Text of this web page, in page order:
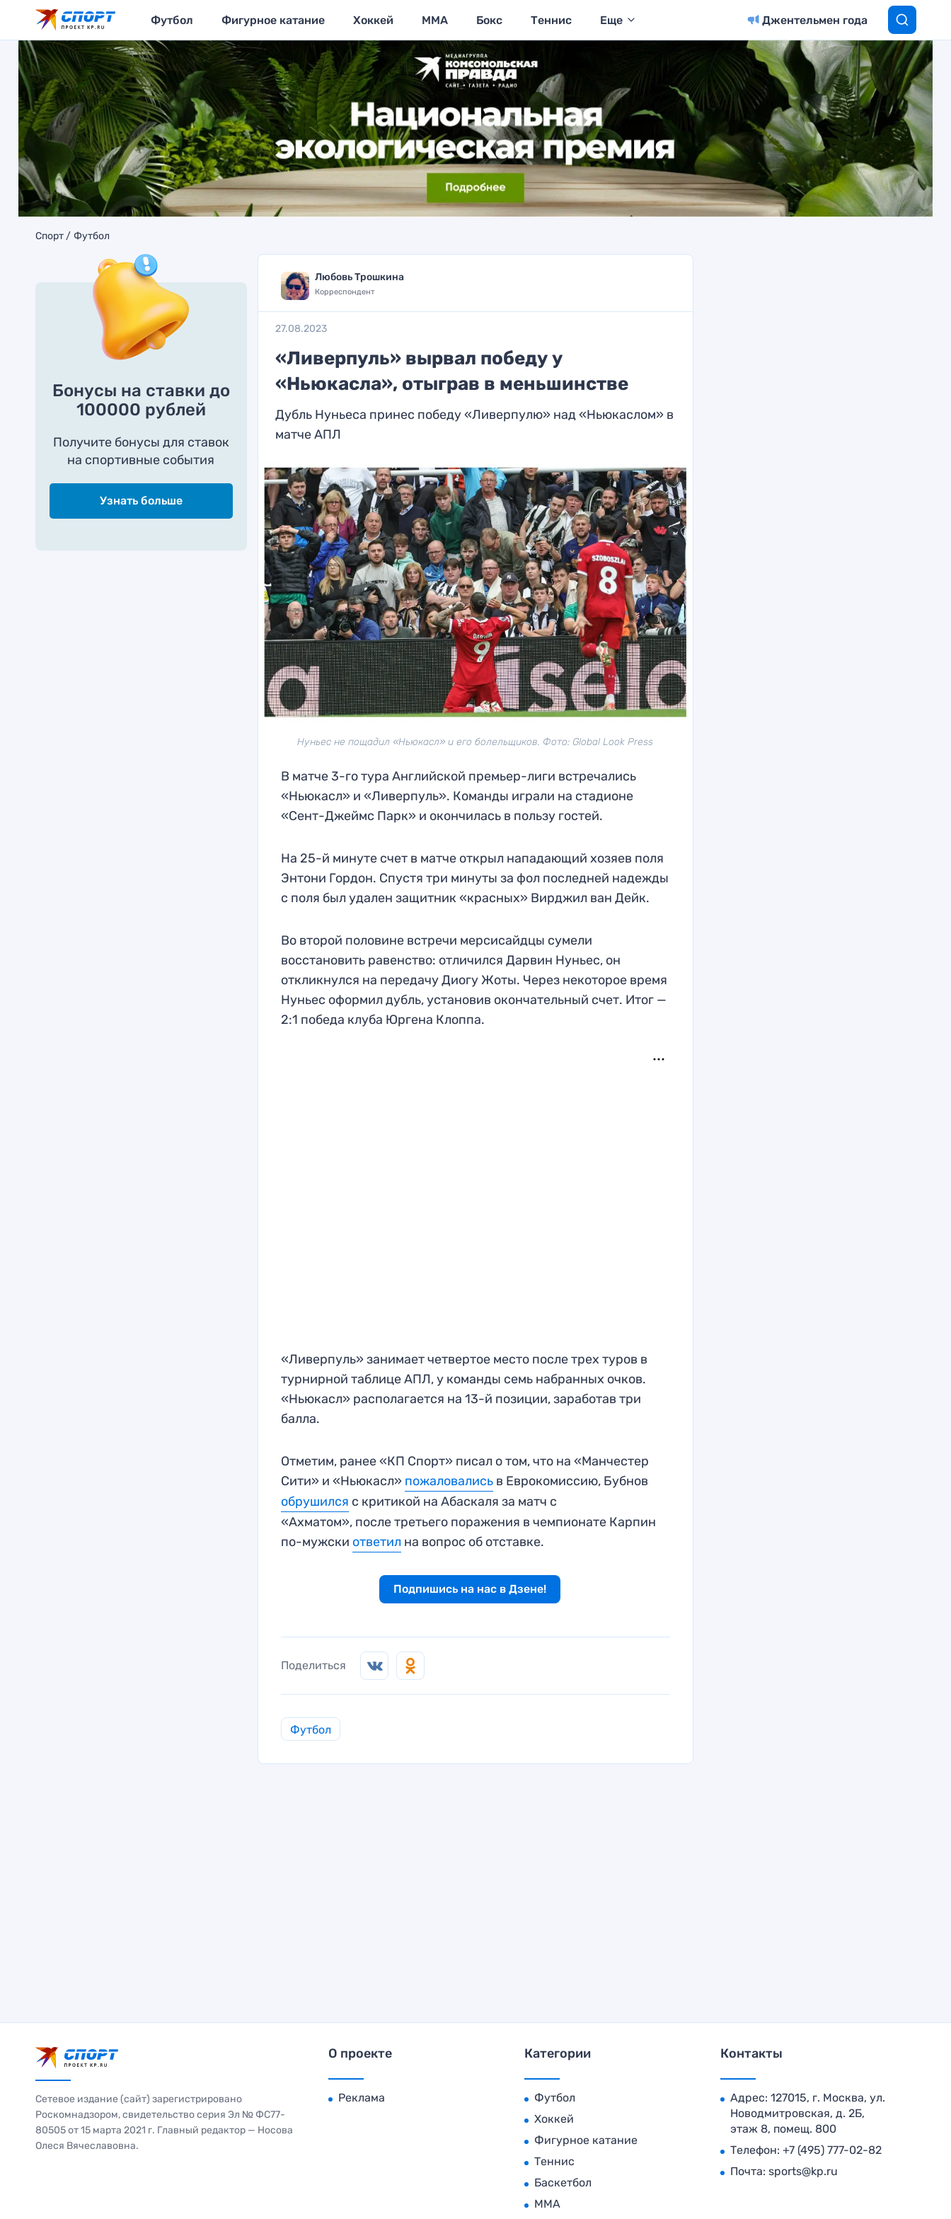
Футбол Фигурное катание Хоккей MMA Бокс Теннис Еще Джентельмен года
Спорт Футбол
Бонусы на ставки до
100000 рублей
Получите бонусы для ставок
на спортивные события
Узнать больше
Любовь Трошкина
Корреспондент
27.08.2023
«Ливерпуль» вырвал победу у
«Ньюкасла», отыграв в меньшинстве
Дубль Нуньеса принес победу «Ливерпулю» над «Ньюкаслом» в
матче АПЛ
Нуньес не пощадил «Ньюкасл» и его болельщиков. Фото: Global Look Press
В матче 3-го тура Английской премьер-лиги встречались
«Ньюкасл» и «Ливерпуль». Команды играли на стадионе
«Сент-Джеймс Парк» и окончилась в пользу гостей.
На 25-й минуте счет в матче открыл нападающий хозяев поля
Энтони Гордон. Спустя три минуты за фол последней надежды
с поля был удален защитник «красных» Вирджил ван Дейк.
Во второй половине встречи мерсисайдцы сумели
восстановить равенство: отличился Дарвин Нуньес, он
откликнулся на передачу Диогу Жоты. Через некоторое время
Нуньес оформил дубль, установив окончательный счет. Итог —
2:1 победа клуба Юргена Клоппа.
«Ливерпуль» занимает четвертое место после трех туров в
турнирной таблице АПЛ, у команды семь набранных очков.
«Ньюкасл» располагается на 13-й позиции, заработав три
балла.
Отметим, ранее «КП Спорт» писал о том, что на «Манчестер
Сити» и «Ньюкасл» пожаловались в Еврокомиссию, Бубнов
обрушился с критикой на Абаскаля за матч с
«Ахматом», после третьего поражения в чемпионате Карпин
по-мужски ответил на вопрос об отставке.
Подпишись на нас в Дзене!
Поделиться
Футбол
Сетевое издание (сайт) зарегистрировано
Роскомнадзором, свидетельство серия Эл № ФС77-
80505 от 15 марта 2021 г. Главный редактор — Носова
Олеся Вячеславовна.
О проекте
Реклама
Категории
Футбол
Хоккей
Фигурное катание
Теннис
Баскетбол
MMA
Контакты
Адрес: 127015, г. Москва, ул.
Новодмитровская, д. 2Б,
этаж 8, помещ. 800
Телефон: +7 (495) 777-02-82
Почта: sports@kp.ru